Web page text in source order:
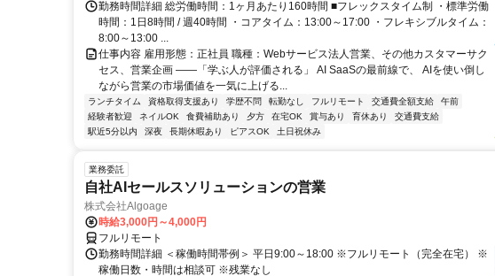
勤務時間詳細 総労働時間：1ヶ月あたり160時間 ■フレックスタイム制 ・標準労働
時間：1日8時間 / 週40時間 ・コアタイム：13:00～17:00 ・フレキシブルタイム：
8:00～13:00 ...
仕事内容 雇用形態：正社員 職種：Webサービス法人営業、その他カスタマーサク
セス、営業企画 ――「学ぶ人が評価される」 AI SaaSの最前線で、 AIを使い倒し
ながら営業の市場価値を一気に上げる...
ランチタイム 資格取得支援あり 学歴不問 転勤なし フルリモート 交通費全額支給
午前
経験者歓迎
ネイルOK 食費補助あり 夕方 在宅OK 賞与あり 育休あり
交通費支給
駅近5分以内
深夜 長期休暇あり ピアスOK 土日祝休み
業務委託
自社AIセールスソリューションの営業
株式会社Algoage
時給3,000円～4,000円
フルリモート
勤務時間詳細 ＜稼働時間帯例＞ 平日9:00～18:00 ※フルリモート（完全在宅） ※
稼働日数・時間は相談可 ※残業なし